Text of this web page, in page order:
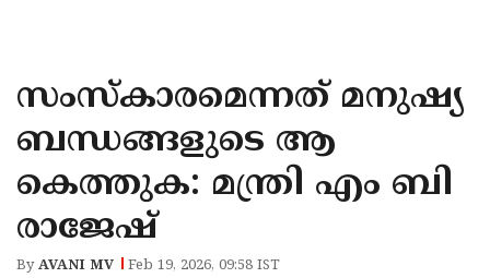
KANNUR
KASARAGOD
സംസ്കാരമെന്നത് മനുഷ്യ
ബന്ധങ്ങളുടെ ആ
കെത്തുക: മന്ത്രി എം ബി
രാജേഷ്
ByAVANI MV Feb 19, 2026, 09:58 IST